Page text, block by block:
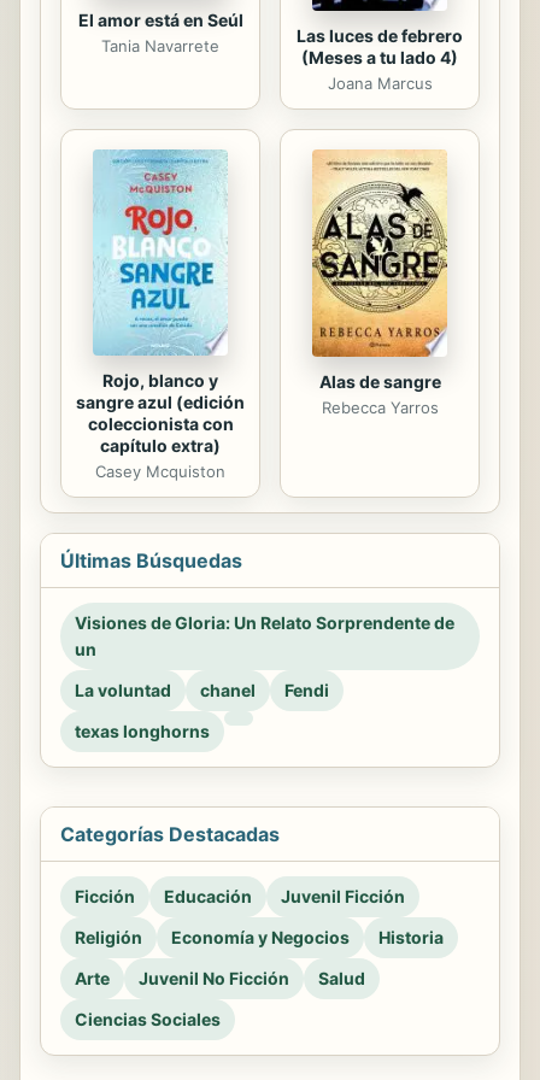
El amor está en Seúl
Tania Navarrete
Las luces de febrero
(Meses a tu lado 4)
Joana Marcus
Rojo, blanco y
sangre azul (edición
coleccionista con
capítulo extra)
Casey Mcquiston
Alas de sangre
Rebecca Yarros
Últimas Búsquedas
Visiones de Gloria: Un Relato Sorprendente de
un
La voluntad
chanel
Fendi
texas longhorns
Categorías Destacadas
Ficción Educación
Juvenil Ficción
Religión
Economía y Negocios
Historia
Arte
Juvenil No Ficción
Salud
Ciencias Sociales